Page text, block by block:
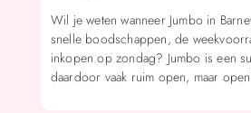
Wil je weten wanneer Jumbo in
snelle boodschappen, de
inkopen op zondag? Jumbo is een
daardoor vaak ruim open, maar